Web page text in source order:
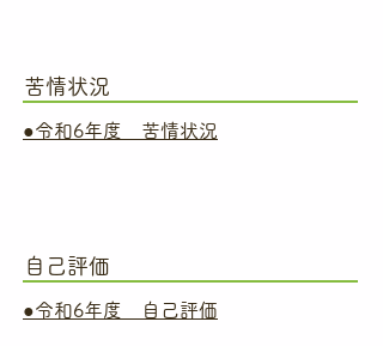
​苦情状況
●令和6年度 苦情状況
​自己評価
●令和6年度 自己評価